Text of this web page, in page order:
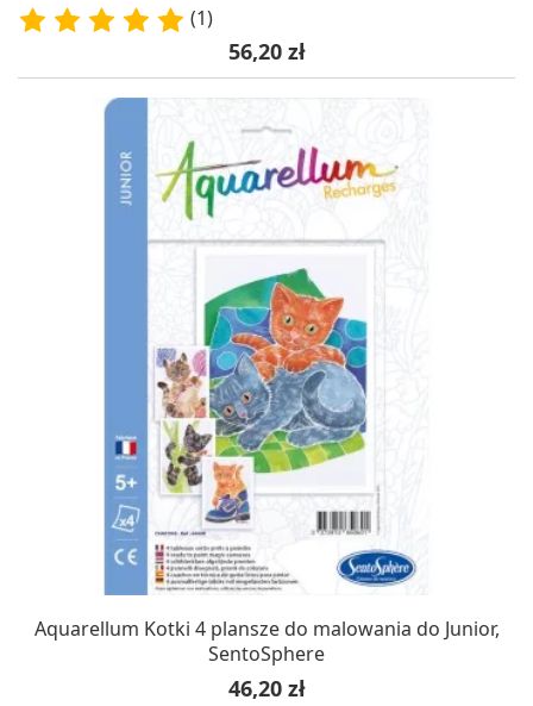
(1)
Cena
56,20 zł
Aquarellum Kotki 4 plansze do malowania do Junior,
SentoSphere
Cena
46,20 zł